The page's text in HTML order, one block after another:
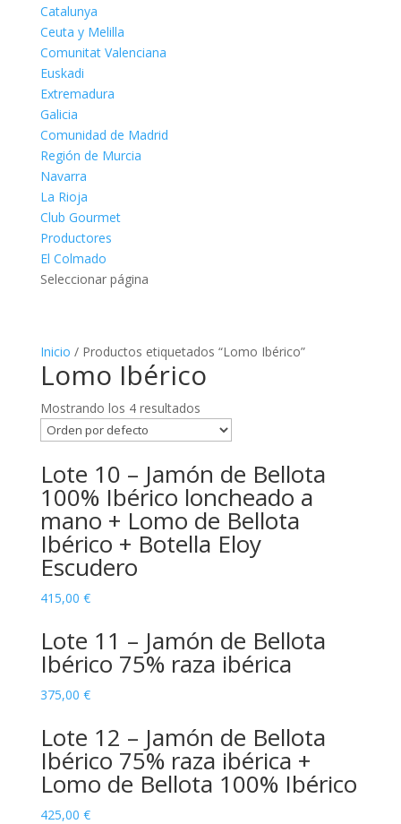
Catalunya
Ceuta y Melilla
Comunitat Valenciana
Euskadi
Extremadura
Galicia
Comunidad de Madrid
Región de Murcia
Navarra
La Rioja
Club Gourmet
Productores
El Colmado
Seleccionar página
Inicio / Productos etiquetados “Lomo Ibérico”
Lomo Ibérico
Mostrando los 4 resultados
Lote 10 – Jamón de Bellota
100% Ibérico loncheado a
mano + Lomo de Bellota
Ibérico + Botella Eloy
Escudero
415,00 €
Lote 11 – Jamón de Bellota
Ibérico 75% raza ibérica
375,00 €
Lote 12 – Jamón de Bellota
Ibérico 75% raza ibérica +
Lomo de Bellota 100% Ibérico
425,00 €